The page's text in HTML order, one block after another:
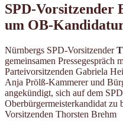
SPD-Vorsitzender
um OB-
Nürnbergs SPD-Vorsitzender
gemeinsamen Pressegespräch
Parteivorsitzenden Gabriela
Anja Prölß-Kammerer und
angekündigt, sich auf dem
Oberbürgermeisterkandidat zu
Vorsitzenden Thorsten Brehm